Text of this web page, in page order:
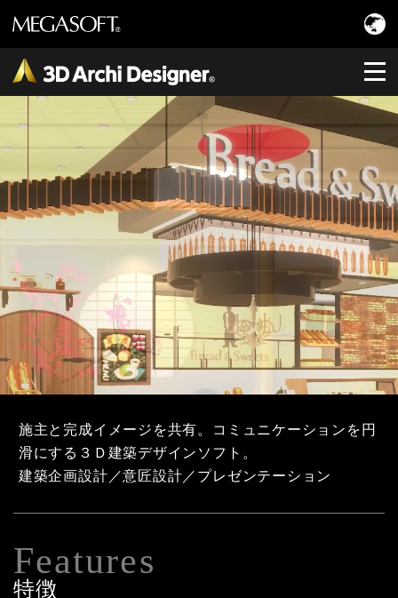
施主と完成イメージを共有。コミュニケーションを円
滑にする３Ｄ建築デザインソフト。
建築企画設計／意匠設計／プレゼンテーション
Features
特徴